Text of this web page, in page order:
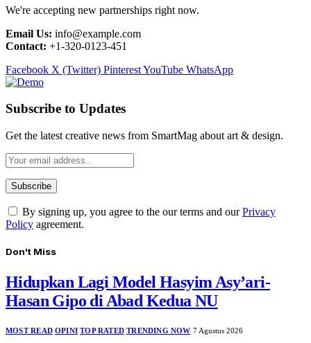
We're accepting new partnerships right now.
Email Us: info@example.com
Contact: +1-320-0123-451
Facebook X (Twitter) PinterestYouTube WhatsApp
Subscribe to Updates
Get the latest creative news from SmartMag about art & design.
By signing up, you agree to the our terms and ourPrivacy
Policy agreement.
Don't Miss
Hidupkan Lagi Model Hasyim Asy’ari-
Hasan Gipo di Abad Kedua NU
MOST READ OPINI TOP RATED TRENDING NOW 7 Agustus 2026